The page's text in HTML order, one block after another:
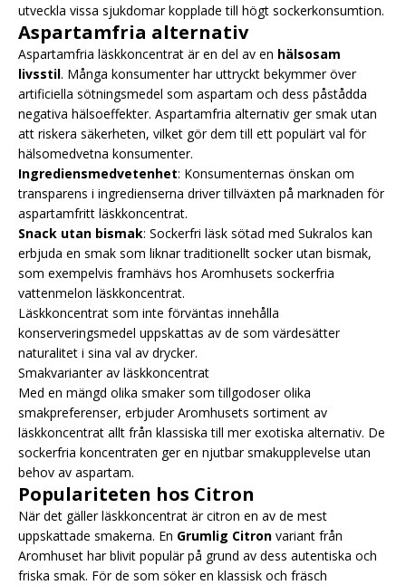
utveckla vissa sjukdomar kopplade till högt sockerkonsumtion.
Aspartamfria alternativ
Aspartamfria läskkoncentrat är en del av en hälsosam
livsstil. Många konsumenter har uttryckt bekymmer över
artificiella sötningsmedel som aspartam och dess påstådda
negativa hälsoeffekter. Aspartamfria alternativ ger smak utan
att riskera säkerheten, vilket gör dem till ett populärt val för
hälsomedvetna konsumenter.
Ingrediensmedvetenhet: Konsumenternas önskan om
transparens i ingredienserna driver tillväxten på marknaden för
aspartamfritt läskkoncentrat.
Snack utan bismak: Sockerfri läsk sötad med Sukralos kan
erbjuda en smak som liknar traditionellt socker utan bismak,
som exempelvis framhävs hos Aromhusets sockerfria
vattenmelon läskkoncentrat.
Läskkoncentrat som inte förväntas innehålla
konserveringsmedel uppskattas av de som värdesätter
naturalitet i sina val av drycker.
Smakvarianter av läskkoncentrat
Med en mängd olika smaker som tillgodoser olika
smakpreferenser, erbjuder Aromhusets sortiment av
läskkoncentrat allt från klassiska till mer exotiska alternativ. De
sockerfria koncentraten ger en njutbar smakupplevelse utan
behov av aspartam.
Populariteten hos Citron
När det gäller läskkoncentrat är citron en av de mest
uppskattade smakerna. En Grumlig Citron variant från
Aromhuset har blivit populär på grund av dess autentiska och
friska smak. För de som söker en klassisk och fräsch